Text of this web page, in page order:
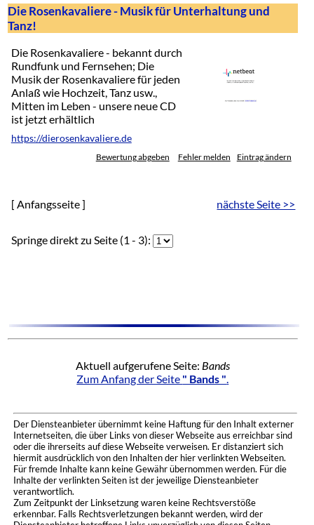
Die Rosenkavaliere - Musik für Unterhaltung und
Tanz!
Die Rosenkavaliere - bekannt durch
Rundfunk und Fernsehen; Die
Musik der Rosenkavaliere für jeden
Anlaß wie Hochzeit, Tanz usw.,
Mitten im Leben - unsere neue CD
ist jetzt erhältlich
https://dierosenkavaliere.de
Bewertung abgeben Fehler melden Eintrag ändern
[ Anfangsseite ] nächste Seite >>
Springe direkt zu Seite (1 - 3):
Aktuell aufgerufene Seite: Bands
Zum Anfang der Seite " Bands "
Der Diensteanbieter übernimmt keine Haftung für den Inhalt externer
Internetseiten, die über Links von dieser Webseite aus erreichbar sind
oder die ihrerseits auf diese Webseite verweisen. Er distanziert sich
hiermit ausdrücklich von den Inhalten der hier verlinkten Webseiten.
Für fremde Inhalte kann keine Gewähr übernommen werden. Für die
Inhalte der verlinkten Seiten ist der jeweilige Diensteanbieter
verantwortlich.
Zum Zeitpunkt der Linksetzung waren keine Rechtsverstöße
erkennbar. Falls Rechtsverletzungen bekannt werden, wird der